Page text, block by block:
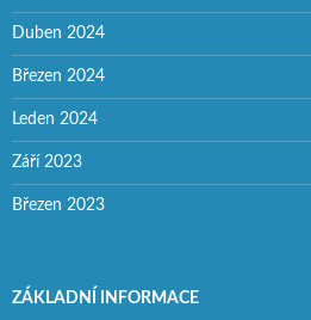
Duben 2024
Březen 2024
Leden 2024
Září 2023
Březen 2023
ZÁKLADNÍ INFORMACE